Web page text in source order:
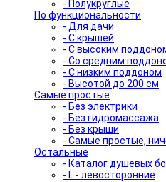
- Полукруглые
По функциональности
- Для дачи
- С крышей
- С высоким
- Со средним
- С низким поддоном
- Высотой до 200 см
Самые простые
- Без электрики
- Без гидромассажа
- Без крыши
- Самые простые,
Остальные
- Каталог душевых
- L - левосторонние